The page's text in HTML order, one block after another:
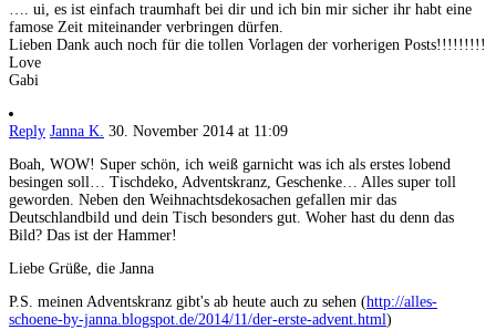
…. ui, es ist einfach traumhaft bei dir und ich bin mir sicher ihr habt eine
famose Zeit miteinander verbringen dürfen.
Lieben Dank auch noch für die tollen Vorlagen der vorherigen Posts!!!!!!!!!
Love
Gabi
Reply Janna K. 30. November 2014 at 11:09
Boah, WOW! Super schön, ich weiß garnicht was ich als erstes lobend
besingen soll… Tischdeko, Adventskranz, Geschenke… Alles super toll
geworden. Neben den Weihnachtsdekosachen gefallen mir das
Deutschlandbild und dein Tisch besonders gut. Woher hast du denn das
Bild? Das ist der Hammer!
Liebe Grüße, die Janna
P.S. meinen Adventskranz gibt's ab heute auch zu sehen (http://alles-
schoene-by-janna.blogspot.de/2014/11/der-erste-advent.html)